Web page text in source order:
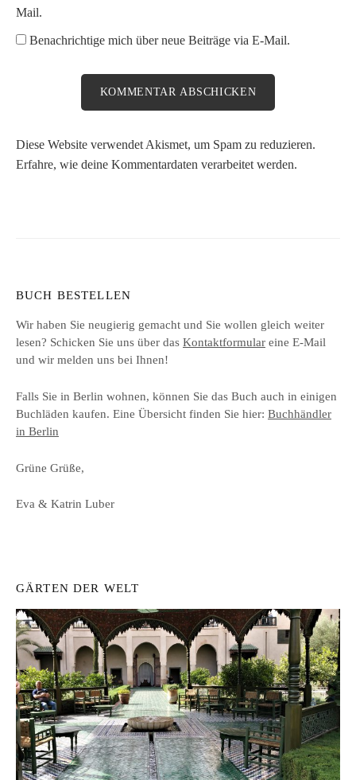
Mail.
Benachrichtige mich über neue Beiträge via E-Mail.
Diese Website verwendet Akismet, um Spam zu reduzieren.
Erfahre, wie deine Kommentardaten verarbeitet werden.
BUCH BESTELLEN
Wir haben Sie neugierig gemacht und Sie wollen gleich weiter
lesen? Schicken Sie uns über das Kontaktformular eine E-Mail
und wir melden uns bei Ihnen!
Falls Sie in Berlin wohnen, können Sie das Buch auch in einigen
Buchläden kaufen. Eine Übersicht finden Sie hier: Buchhändler
in Berlin
Grüne Grüße,
Eva & Katrin Luber
GÄRTEN DER WELT